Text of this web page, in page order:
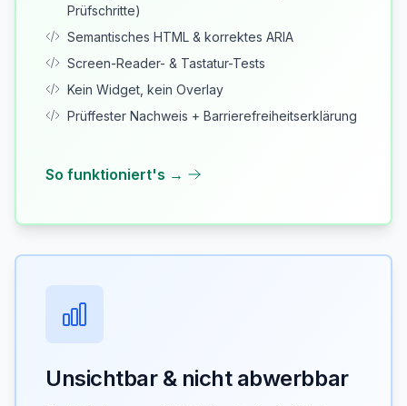
Prüfschritte)
Semantisches HTML & korrektes ARIA
Screen-Reader- & Tastatur-Tests
Kein Widget, kein Overlay
Prüffester Nachweis + Barrierefreiheitserklärung
So funktioniert's →
Unsichtbar & nicht abwerbbar